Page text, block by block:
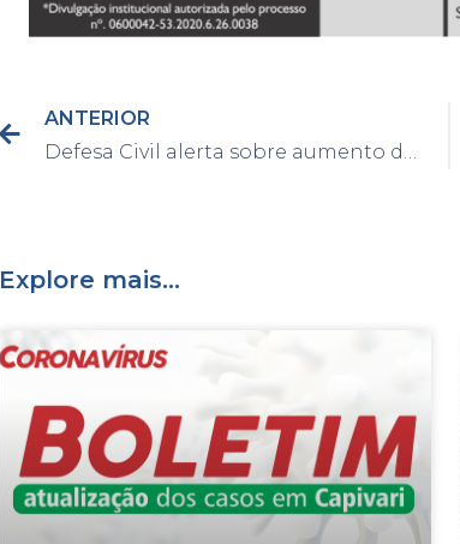
ANTERIOR
Defesa Civil alerta sobre aumento de temperatura
Explore mais...